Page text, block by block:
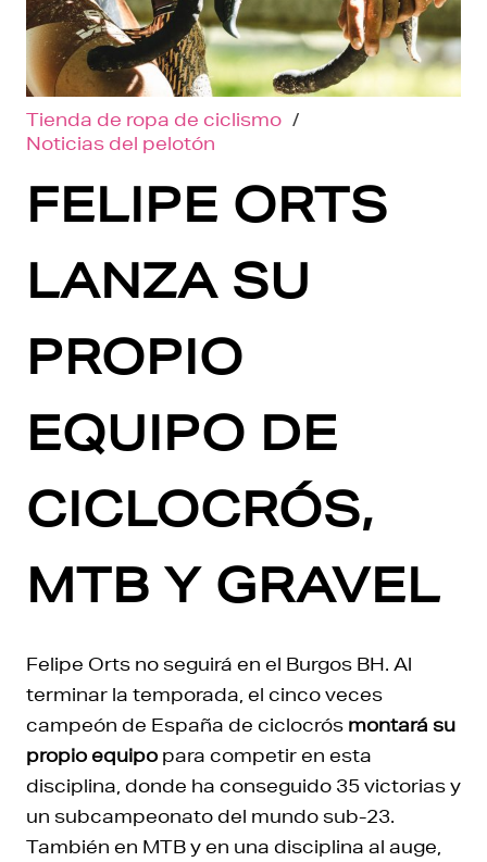
Tienda de ropa de ciclismo /
Noticias del pelotón
FELIPE ORTS
LANZA SU
PROPIO
EQUIPO DE
CICLOCRÓS,
MTB Y GRAVEL
Felipe Orts no seguirá en el Burgos BH. Al
terminar la temporada, el cinco veces
campeón de España de ciclocrós montará su
propio equipo para competir en esta
disciplina, donde ha conseguido 35 victorias y
un subcampeonato del mundo sub-23.
También en MTB y en una disciplina al auge,